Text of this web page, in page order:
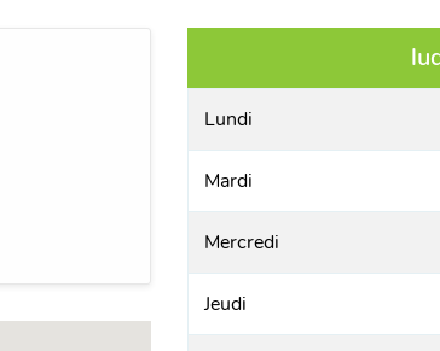
Lundi
Mardi
Mercredi
Jeudi